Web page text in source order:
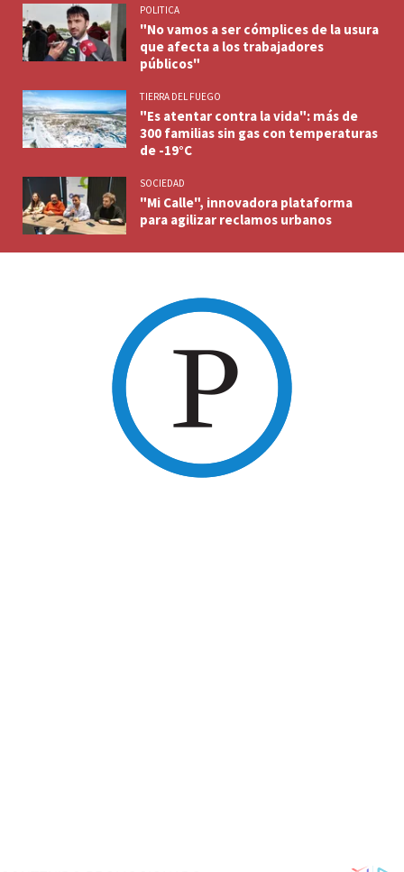
POLITICA
"No vamos a ser cómplices de la usura
que afecta a los trabajadores
públicos"
TIERRA DEL FUEGO
"Es atentar contra la vida": más de
300 familias sin gas con temperaturas
de -19°C
SOCIEDAD
"Mi Calle", innovadora plataforma
para agilizar reclamos urbanos